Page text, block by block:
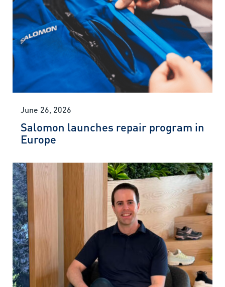
June 26, 2026
Salomon launches repair program in
Europe